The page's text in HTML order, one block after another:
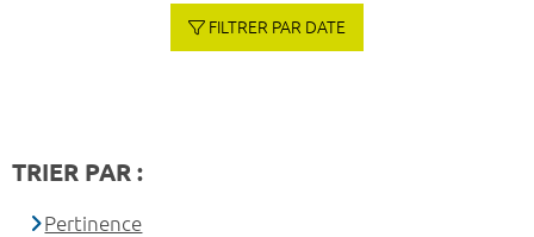
FILTRER PAR DATE
TRIER PAR :
Pertinence